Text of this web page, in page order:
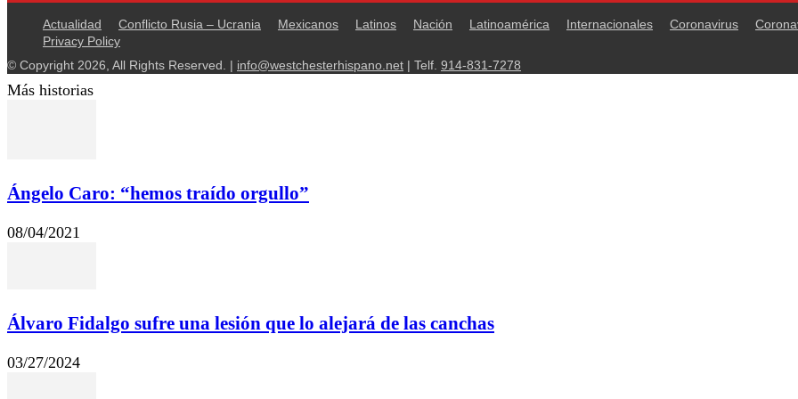
Actualidad Conflicto Rusia – Ucrania Mexicanos Latinos Nación Latinoamérica Internacionales Coronavirus
Privacy Policy
© Copyright 2026, All Rights Reserved. | info@westchesterhispano.net | Telf. 914-831-7278
Más historias
Ángelo Caro: “hemos traído orgullo”
08/04/2021
Álvaro Fidalgo sufre una lesión que lo alejará de las canchas
03/27/2024